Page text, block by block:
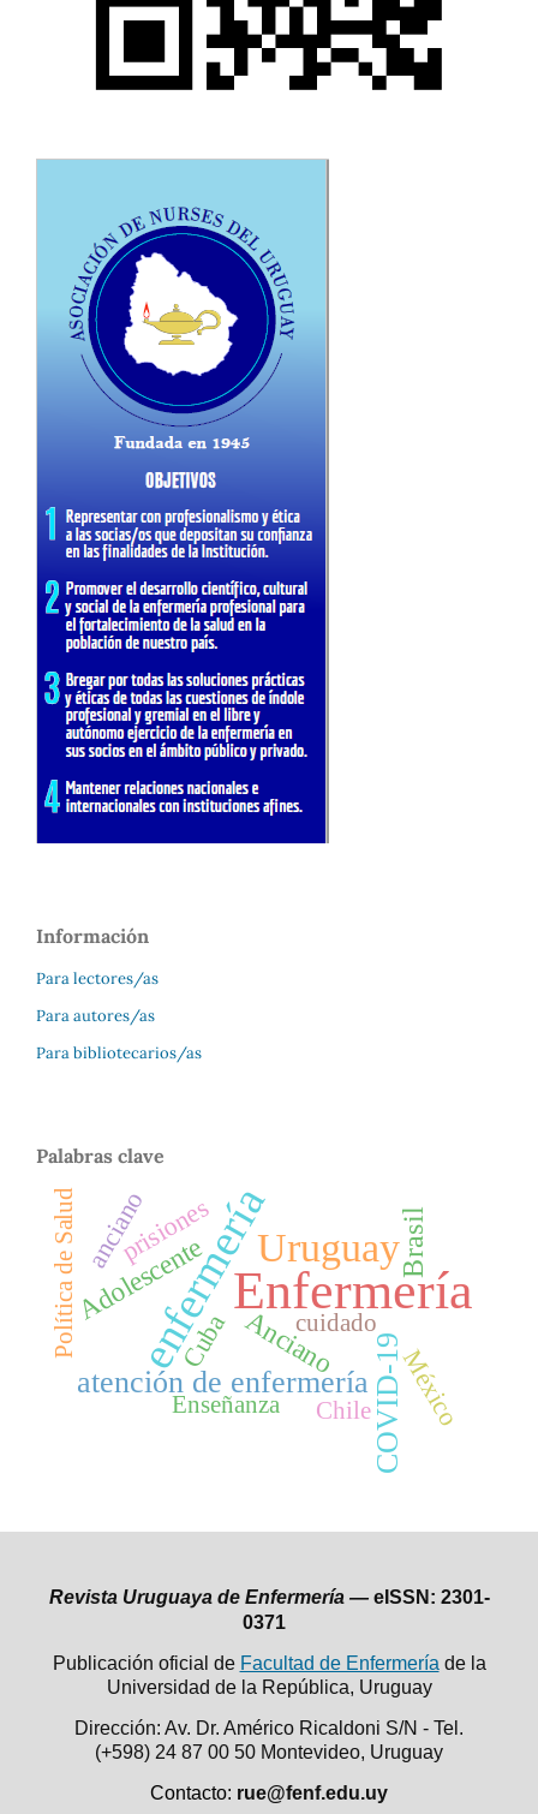
Información
Para lectores/as
Para autores/as
Para bibliotecarios/as
Palabras clave
Enfermería
enfermeríaUruguay
atención de enfermeríaCOVID-19
Brasil
Adolescente
Anciano
prisiones
México
Cuba
anciano
Enseñanza
Política de Salud
Chile
cuidado
Revista Uruguaya de Enfermería — eISSN: 2301-
0371
Publicación oficial de Facultad de Enfermería de la
Universidad de la República, Uruguay
Dirección: Av. Dr. Américo Ricaldoni S/N - Tel.
(+598) 24 87 00 50 Montevideo, Uruguay
Contacto: rue@fenf.edu.uy